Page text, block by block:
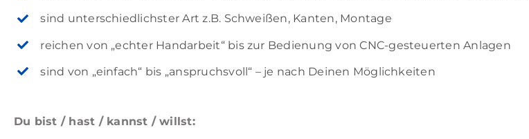
sind unterschiedlichster Art z.B. Schweißen, Kanten, Montage
reichen von „echter Handarbeit“ bis zur Bedienung von CNC-gesteuerten Anlagen
sind von „einfach“ bis „anspruchsvoll“ – je nach Deinen Möglichkeiten
Du bist / hast / kannst / willst: